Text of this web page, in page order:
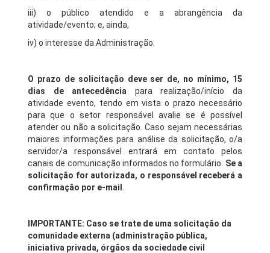
iii) o público atendido e a abrangência da
atividade/evento; e, ainda,
iv) o interesse da Administração.
O prazo de solicitação deve ser de, no mínimo, 15
dias de antecedência para realização/início da
atividade evento, tendo em vista o prazo necessário
para que o setor responsável avalie se é possível
atender ou não a solicitação. Caso sejam necessárias
maiores informações para análise da solicitação, o/a
servidor/a responsável entrará em contato pelos
canais de comunicação informados no formulário. Se a
solicitação for autorizada, o responsável receberá a
confirmação por e-mail
IMPORTANTE: Caso se trate de uma solicitação da
comunidade externa (administração pública,
iniciativa privada, órgãos da sociedade civil